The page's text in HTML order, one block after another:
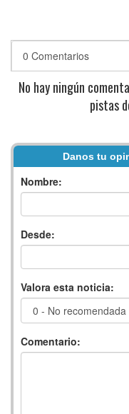
0 Comentarios
No hay ningún
pistas
Danos tu
Nombre:
Desde:
Valora esta noticia:
Comentario: